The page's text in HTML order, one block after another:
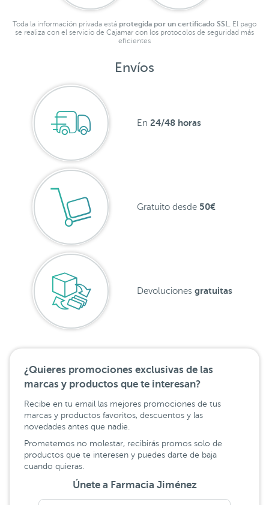
Toda la información privada está protegida por un certificado SSL. El pago
se realiza con el servicio de Cajamar con los protocolos de seguridad más
eficientes
Envíos
En 24/48 horas
Gratuito desde 50€
Devoluciones gratuitas
¿Quieres promociones exclusivas de las
marcas y productos que te interesan?
Recibe en tu email las mejores promociones de tus
marcas y productos favoritos, descuentos y las
novedades antes que nadie.
Prometemos no molestar, recibirás promos solo de
productos que te interesen y puedes darte de baja
cuando quieras.
Únete a Farmacia Jiménez